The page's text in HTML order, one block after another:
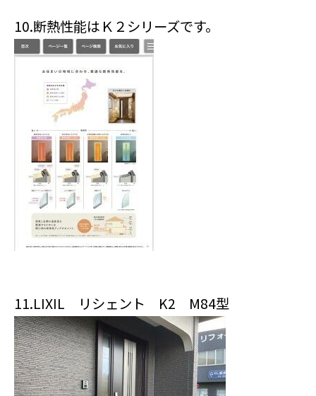
10.断熱性能はＫ２シリーズです。
11.LIXIL リシェント K2 M84型